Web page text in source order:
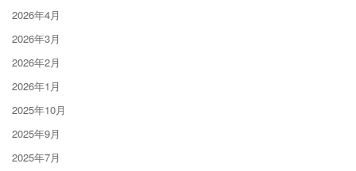
2026年4月
2026年3月
2026年2月
2026年1月
2025年10月
2025年9月
2025年7月